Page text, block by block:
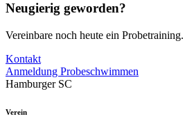
Neugierig geworden?
Vereinbare noch heute ein Probetraining.
Kontakt
Anmeldung Probeschwimmen
Hamburger SC
Verein